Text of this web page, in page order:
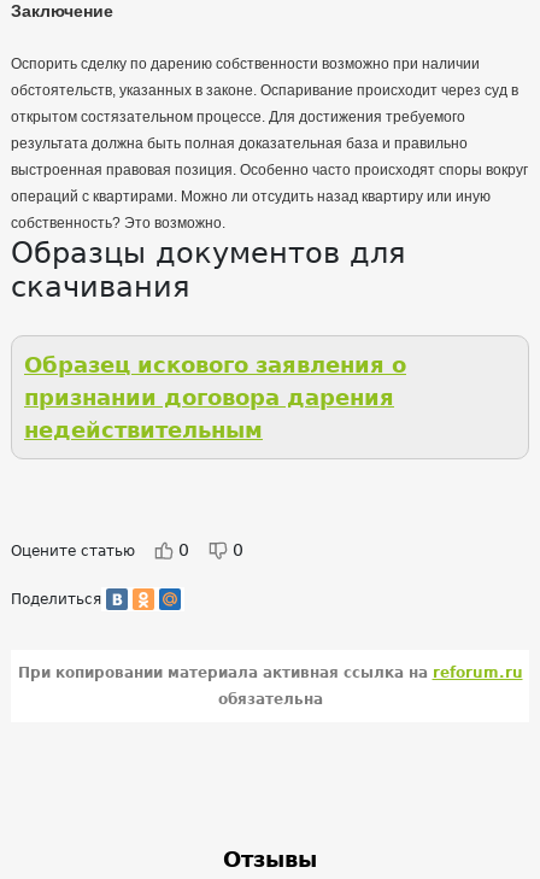
Заключение
Оспорить сделку по дарению собственности возможно при наличии
обстоятельств, указанных в законе. Оспаривание происходит через суд в
открытом состязательном процессе. Для достижения требуемого
результата должна быть полная доказательная база и правильно
выстроенная правовая позиция. Особенно часто происходят споры вокруг
операций с квартирами. Можно ли отсудить назад квартиру или иную
собственность? Это возможно.
Образцы документов для
скачивания
Образец искового заявления о
признании договора дарения
недействительным
Оцените статью 0 0
Поделиться
При копировании материала активная ссылка на reforum.ru
обязательна
Отзывы